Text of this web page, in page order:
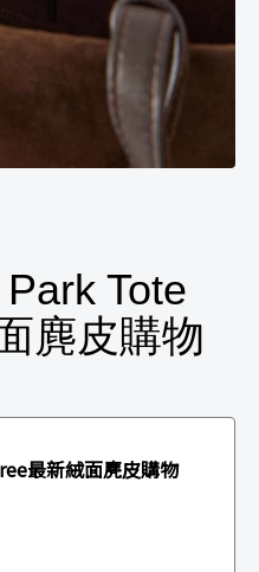
Park Tote
麂皮購物
最新絨面麂皮購物